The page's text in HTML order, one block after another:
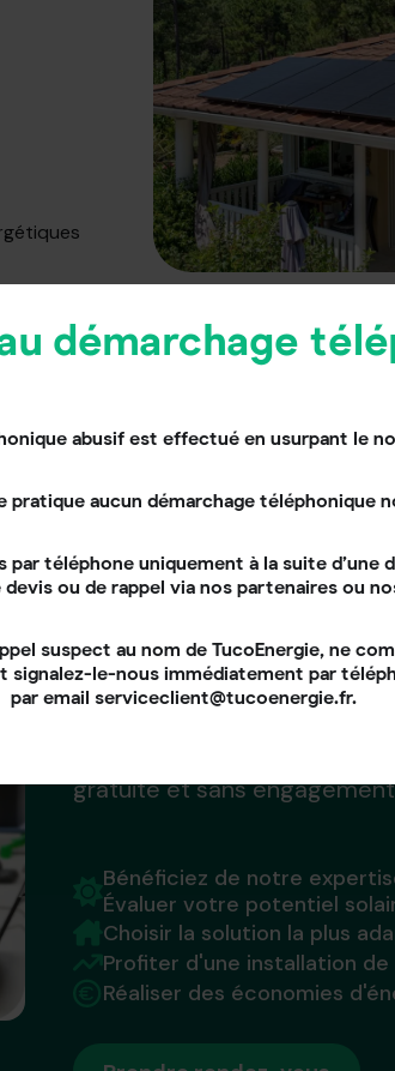
énergétique !
N'attendez plus !
Contactez-nous dès
gratuite et sans
Bénéficiez de notre
Évaluer votre potentiel
Choisir la solution la plus
Profiter d'une installation
Réaliser des économies
démarchage
abusif est effectué en usurpant le
pratique aucun démarchage téléphonique
téléphone uniquement à la suite d’une
devis ou de rappel via nos partenaires ou
suspect au nom de TucoEnergie, ne
le-nous immédiatement par
par email serviceclient@tucoenergie.fr.